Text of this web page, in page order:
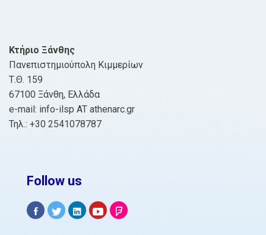
Κτήριο Ξάνθης
Πανεπιστημιούπολη Κιμμερίων
Τ.Θ. 159
67100 Ξάνθη, Ελλάδα
e-mail: info-ilsp AT athenarc.gr
Τηλ.: +30 2541078787
Follow us